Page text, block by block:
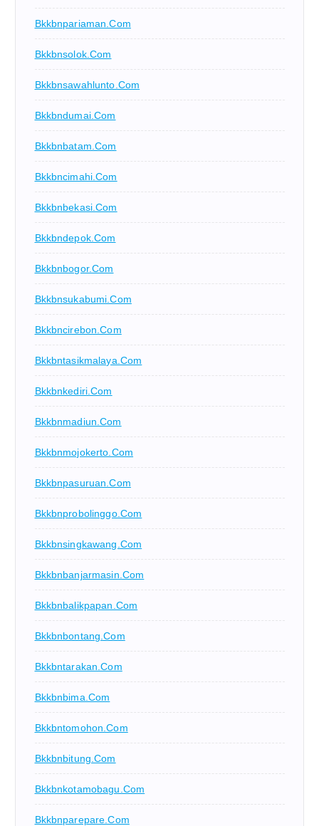
Bkkbnpariaman.com
Bkkbnsolok.com
Bkkbnsawahlunto.com
Bkkbndumai.com
Bkkbnbatam.com
Bkkbncimahi.com
Bkkbnbekasi.com
Bkkbndepok.com
Bkkbnbogor.com
Bkkbnsukabumi.com
Bkkbncirebon.com
Bkkbntasikmalaya.com
Bkkbnkediri.com
Bkkbnmadiun.com
Bkkbnmojokerto.com
Bkkbnpasuruan.com
Bkkbnprobolinggo.com
Bkkbnsingkawang.com
Bkkbnbanjarmasin.com
Bkkbnbalikpapan.com
Bkkbnbontang.com
Bkkbntarakan.com
Bkkbnbima.com
Bkkbntomohon.com
Bkkbnbitung.com
Bkkbnkotamobagu.com
Bkkbnparepare.com